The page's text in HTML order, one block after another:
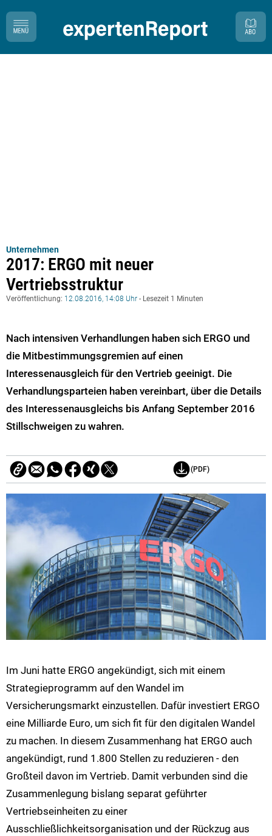
Unternehmen
2017: ERGO mit neuer
Vertriebsstruktur
Veröffentlichung: 12.08.2016, 14:08 Uhr - Lesezeit 1 Minuten
Nach intensiven Verhandlungen haben sich ERGO und
die Mitbestimmungsgremien auf einen
Interessenausgleich für den Vertrieb geeinigt. Die
Verhandlungsparteien haben vereinbart, über die Details
des Interessenausgleichs bis Anfang September 2016
Stillschweigen zu wahren.
(PDF)
Im Juni hatte ERGO angekündigt, sich mit einem
Strategieprogramm auf den Wandel im
Versicherungsmarkt einzustellen. Dafür investiert ERGO
eine Milliarde Euro, um sich fit für den digitalen Wandel
zu machen. In diesem Zusammenhang hat ERGO auch
angekündigt, rund 1.800 Stellen zu reduzieren - den
Großteil davon im Vertrieb. Damit verbunden sind die
Zusammenlegung bislang separat geführter
Vertriebseinheiten zu einer
Ausschließlichkeitsorganisation und der Rückzug aus